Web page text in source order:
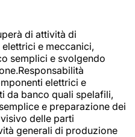
di attività di
e meccanici,
semplici e svolgendo
elettrici e
da banco quali spelafili,
e preparazione dei
delle parti
generali di produzione